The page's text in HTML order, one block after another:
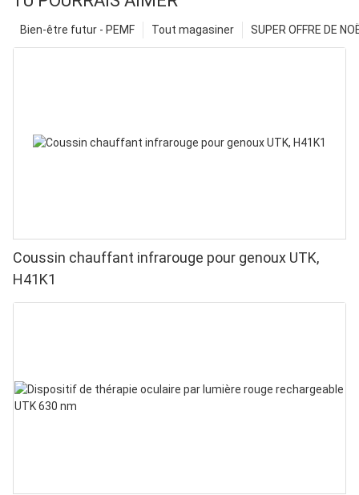
SUPER OFFRE DE
Tout magasiner
Bien-être futur - PEMF
Coussin chauffant infrarouge pour genoux UTK,
H41K1